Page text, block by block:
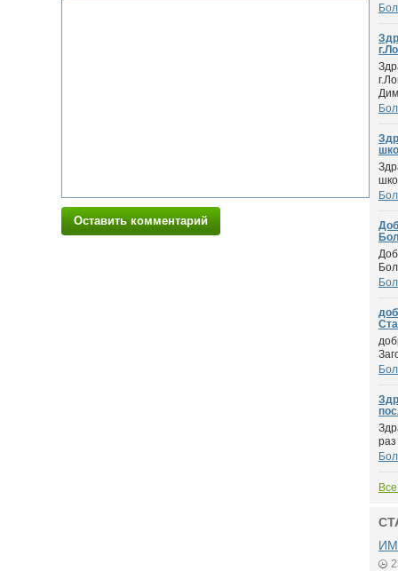
Оставить комментарий